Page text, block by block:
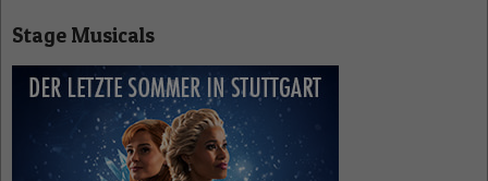
Stage Musicals